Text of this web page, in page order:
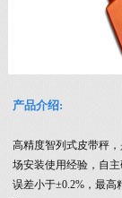
产品介绍:
高精度智列式皮带秤
场安装使用经验，自
误差小于±0.2%，最高